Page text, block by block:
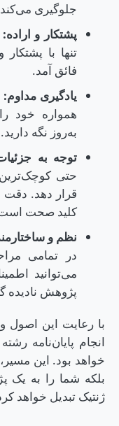
جلوگیری
پشتکار و اراده:
تنها با
فائق آمد.
یادگیری مداوم:
همواره خود
به‌روز نگه دارید.
توجه به
حتی کوچک‌ترین
قرار دهد. دقت
کلید صحت
نظم و
در تمامی
می‌توانید
پژوهش نادیده
با رعایت این اصول
انجام پایان‌نامه
خواهد بود. این
بلکه شما را به یک
ژنتیک تبدیل خواهد